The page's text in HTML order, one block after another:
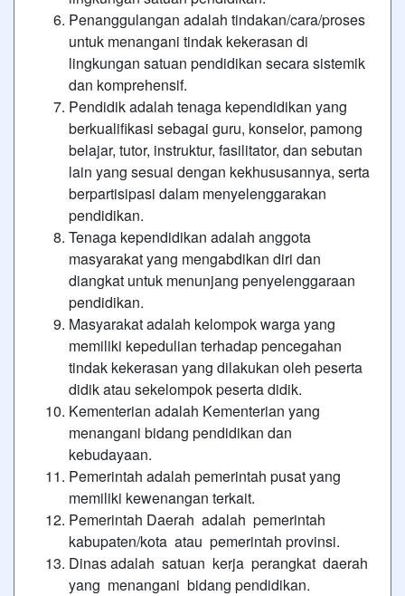
Penanggulangan adalah tindakan/cara/proses
untuk menangani tindak kekerasan di
lingkungan satuan pendidikan secara sistemik
dan komprehensif.
Pendidik adalah tenaga kependidikan yang
berkualifikasi sebagai guru, konselor, pamong
belajar, tutor, instruktur, fasilitator, dan sebutan
lain yang sesuai dengan kekhususannya, serta
berpartisipasi dalam menyelenggarakan
pendidikan.
Tenaga kependidikan adalah anggota
masyarakat yang mengabdikan diri dan
diangkat untuk menunjang penyelenggaraan
pendidikan.
Masyarakat adalah kelompok warga yang
memiliki kepedulian terhadap pencegahan
tindak kekerasan yang dilakukan oleh peserta
didik atau sekelompok peserta didik.
Kementerian adalah Kementerian yang
menangani bidang pendidikan dan
kebudayaan.
Pemerintah adalah pemerintah pusat yang
memiliki kewenangan terkait.
Pemerintah Daerah adalah pemerintah
kabupaten/kota atau pemerintah provinsi.
Dinas adalah satuan kerja perangkat daerah
yang menangani bidang pendidikan.